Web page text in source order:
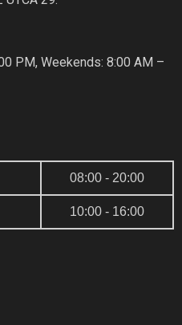
PM, Weekends: 8:00 AM –
08:00 - 20:00
10:00 - 16:00